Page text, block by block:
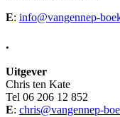
E: info@vangennep-
.
Uitgever
Chris ten Kate
Tel 06 206 12 852
E: chris@vangennep-